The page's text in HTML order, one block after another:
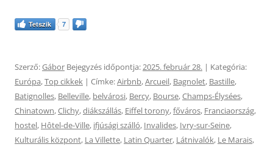
Tetszik 7
Szerző:Gábor Bejegyzés időpontja:2025. február 28. | Kategória:
Európa,Top cikkek | Címke:Airbnb,Arcueil, Bagnolet, Bastille,
Batignolles, Belleville, belvárosi, Bercy, Bourse,Champs-Élysées,
Chinatown,Clichy,diákszállás, Eiffel torony,főváros, Franciaország,
hostel, Hôtel-de-Ville, ifjúsági szálló, Invalides, Ivry-sur-Seine,
Kulturális központ, La Villette, Latin Quarter, Látnivalók, Le Marais,